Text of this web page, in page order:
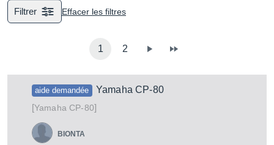
Filtrer Effacer les filtres
1 2
aide demandée
Yamaha CP-80
[Yamaha CP-80]
BIONTA